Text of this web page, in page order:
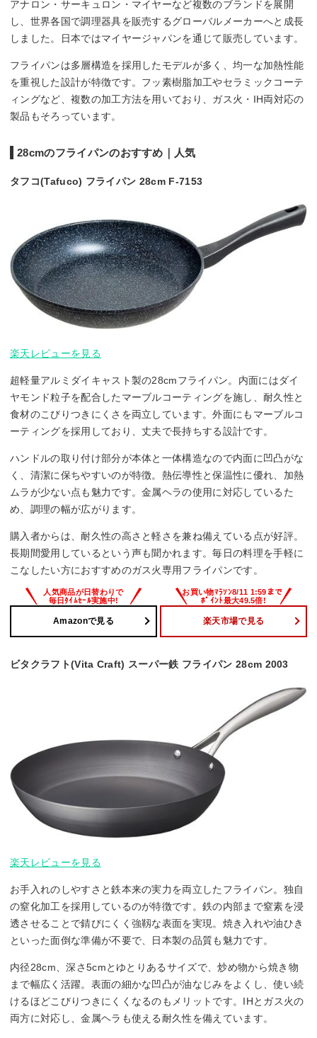
アナロン・サーキュロン・マイヤーなど複数のブランドを展開
し、世界各国で調理器具を販売するグローバルメーカーへと成長
しました。日本ではマイヤージャパンを通じて販売しています。
フライパンは多層構造を採用したモデルが多く、均一な加熱性能
を重視した設計が特徴です。フッ素樹脂加工やセラミックコーテ
ィングなど、複数の加工方法を用いており、ガス火・IH両対応の
製品もそろっています。
28cmのフライパンのおすすめ｜人気
タフコ(Tafuco) フライパン 28cm F-7153
楽天レビューを見る
超軽量アルミダイキャスト製の28cmフライパン。内面にはダイ
ヤモンド粒子を配合したマーブルコーティングを施し、耐久性と
食材のこびりつきにくさを両立しています。外面にもマーブルコ
ーティングを採用しており、丈夫で長持ちする設計です。
ハンドルの取り付け部分が本体と一体構造なので内面に凹凸がな
く、清潔に保ちやすいのが特徴。熱伝導性と保温性に優れ、加熱
ムラが少ない点も魅力です。金属ヘラの使用に対応しているた
め、調理の幅が広がります。
購入者からは、耐久性の高さと軽さを兼ね備えている点が好評。
長期間愛用しているという声も聞かれます。毎日の料理を手軽に
こなしたい方におすすめのガス火専用フライパンです。
Amazonで見る 楽天市場で見る
ビタクラフト(Vita Craft) スーパー鉄 フライパン 28cm 2003
楽天レビューを見る
お手入れのしやすさと鉄本来の実力を両立したフライパン。独自
の窒化加工を採用しているのが特徴です。鉄の内部まで窒素を浸
透させることで錆びにくく強靱な表面を実現。焼き入れや油ひき
といった面倒な準備が不要で、日本製の品質も魅力です。
内径28cm、深さ5cmとゆとりあるサイズで、炒め物から焼き物
まで幅広く活躍。表面の細かな凹凸が油なじみをよくし、使い続
けるほどこびりつきにくくなるのもメリットです。IHとガス火の
両方に対応し、金属ヘラも使える耐久性を備えています。